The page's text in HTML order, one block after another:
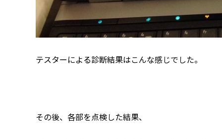
テスターによる診断結果はこんな感じでした。
その後、各部を点検した結果、